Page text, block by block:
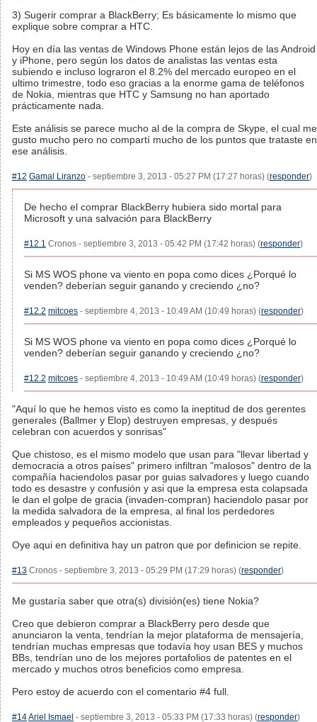
3) Sugerir comprar a BlackBerry; Es básicamente lo mismo que
explique sobre comprar a HTC.
Hoy en día las ventas de Windows Phone están lejos de las Android
y iPhone, pero según los datos de analistas las ventas esta
subiendo e incluso lograron el 8.2% del mercado europeo en el
ultimo trimestre, todo eso gracias a la enorme gama de teléfonos
de Nokia, mientras que HTC y Samsung no han aportado
prácticamente nada.
Este análisis se parece mucho al de la compra de Skype, el cual me
gusto mucho pero no compartí mucho de los puntos que trataste en
ese análisis.
#12 Gamal Liranzo - septiembre 3, 2013 - 05:27 PM (17:27 horas) (responder)
De hecho el comprar BlackBerry hubiera sido mortal para
Microsoft y una salvación para BlackBerry
#12.1 Cronos - septiembre 3, 2013 - 05:42 PM (17:42 horas) (responder)
Si MS WOS phone va viento en popa como dices ¿Porqué lo
venden? deberían seguir ganando y creciendo ¿no?
#12.2 mitcoes - septiembre 4, 2013 - 10:49 AM (10:49 horas) (responder)
Si MS WOS phone va viento en popa como dices ¿Porqué lo
venden? deberían seguir ganando y creciendo ¿no?
#12.2 mitcoes - septiembre 4, 2013 - 10:49 AM (10:49 horas) (responder)
"Aquí lo que he hemos visto es como la ineptitud de dos gerentes
generales (Ballmer y Elop) destruyen empresas, y después
celebran con acuerdos y sonrisas"
Que chistoso, es el mismo modelo que usan para "llevar libertad y
democracia a otros países" primero infiltran "malosos" dentro de la
compañía haciendolos pasar por guias salvadores y luego cuando
todo es desastre y confusión y asi que la empresa esta colapsada
le dan el golpe de gracia (invaden-compran) haciendolo pasar por
la medida salvadora de la empresa, al final los perdedores
empleados y pequeños accionistas.
Oye aqui en definitiva hay un patron que por definicion se repite.
#13 Cronos - septiembre 3, 2013 - 05:29 PM (17:29 horas) (responder)
Me gustaría saber que otra(s) división(es) tiene Nokia?
Creo que debieron comprar a BlackBerry pero desde que
anunciaron la venta, tendrían la mejor plataforma de mensajería,
tendrían muchas empresas que todavía hoy usan BES y muchos
BBs, tendrían uno de los mejores portafolios de patentes en el
mercado y muchos otros beneficios como empresa.
Pero estoy de acuerdo con el comentario #4 full.
#14Ariel Ismael - septiembre 3, 2013 - 05:33 PM (17:33 horas) (responder)